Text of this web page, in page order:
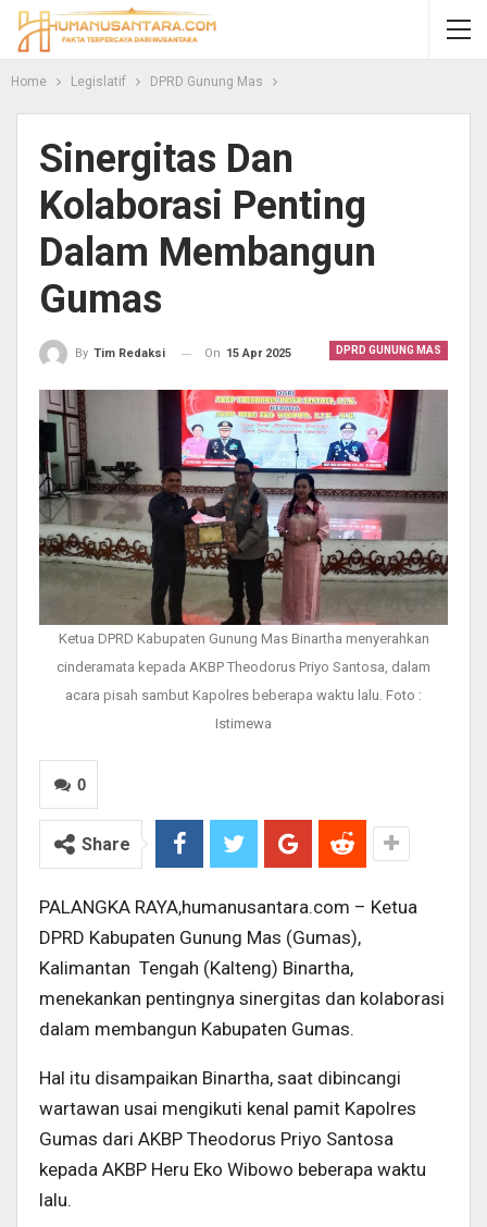
Home Legislatif DPRD Gunung Mas
Sinergitas Dan
Kolaborasi Penting
Dalam Membangun
Gumas
DPRD GUNUNG MAS
By Tim Redaksi On 15 Apr 2025
Ketua DPRD Kabupaten Gunung Mas Binartha menyerahkan
cinderamata kepada AKBP Theodorus Priyo Santosa, dalam
acara pisah sambut Kapolres beberapa waktu lalu. Foto :
Istimewa
0
Share
PALANGKA RAYA,humanusantara.com – Ketua
DPRD Kabupaten Gunung Mas (Gumas),
Kalimantan Tengah (Kalteng) Binartha,
menekankan pentingnya sinergitas dan kolaborasi
dalam membangun Kabupaten Gumas.
Hal itu disampaikan Binartha, saat dibincangi
wartawan usai mengikuti kenal pamit Kapolres
Gumas dari AKBP Theodorus Priyo Santosa
kepada AKBP Heru Eko Wibowo beberapa waktu
lalu.